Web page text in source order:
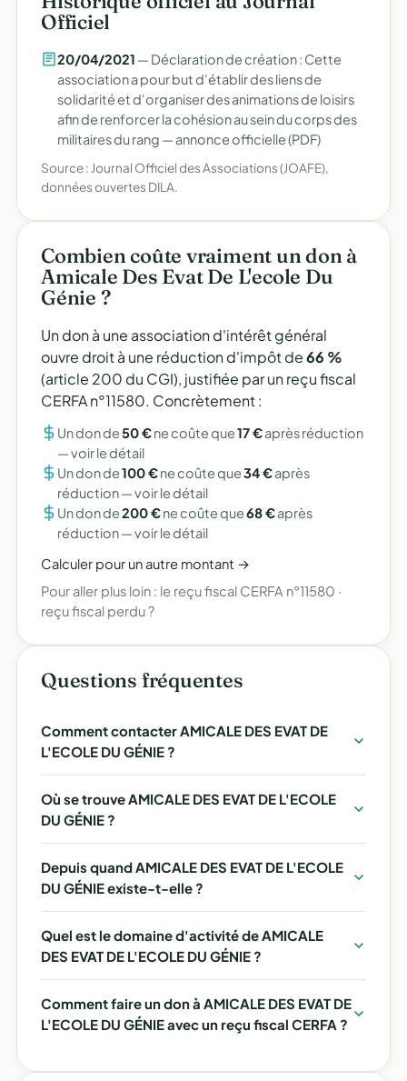
Officiel
20/04/2021 — Déclaration de création : Cette
association a pour but d'établir des liens de
solidarité et d'organiser des animations de loisirs
afin de renforcer la cohésion au sein du corps des
militaires du rang — annonce officielle (PDF)
Source : Journal Officiel des Associations (JOAFE),
données ouvertes DILA.
Combien coûte vraiment un don à
Amicale Des Evat De L'ecole Du
Génie ?
Un don à une association d'intérêt général
ouvre droit à une réduction d'impôt de66 %
(article 200 du CGI), justifiée par un reçu fiscal
CERFA n°11580. Concrètement :
Un don de50 €ne coûte que17 €après réduction
—voir le détail
Un don de100 €ne coûte que34 €après
réduction —voir le détail
Un don de200 €ne coûte que68 €après
réduction —voir le détail
Calculer pour un autre montant →
Pour aller plus loin : le reçu fiscal CERFA n°11580 ·
reçu fiscal perdu ?
Questions fréquentes
Comment contacter AMICALE DES EVAT DE
L'ECOLE DU GÉNIE ?
Où se trouve AMICALE DES EVAT DE L'ECOLE
DU GÉNIE ?
Depuis quand AMICALE DES EVAT DE L'ECOLE
DU GÉNIE existe-t-elle ?
Quel est le domaine d'activité de AMICALE
DES EVAT DE L'ECOLE DU GÉNIE ?
Comment faire un don à AMICALE DES EVAT DE
L'ECOLE DU GÉNIE avec un reçu fiscal CERFA ?